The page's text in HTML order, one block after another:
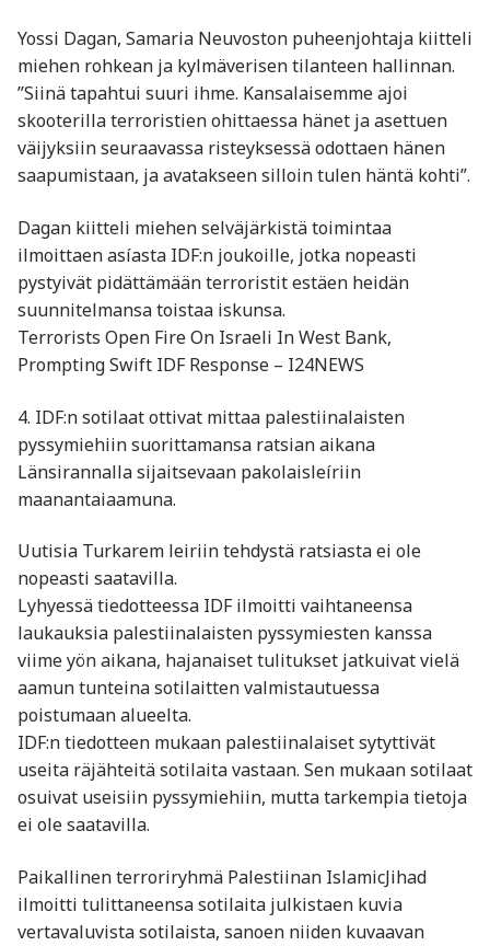
Yossi Dagan, Samaria Neuvoston puheenjohtaja kiitteli
miehen rohkean ja kylmäverisen tilanteen hallinnan.
”Siinä tapahtui suuri ihme. Kansalaisemme ajoi
skooterilla terroristien ohittaessa hänet ja asettuen
väijyksiin seuraavassa risteyksessä odottaen hänen
saapumistaan, ja avatakseen silloin tulen häntä kohti”.
Dagan kiitteli miehen selväjärkistä toimintaa
ilmoittaen asíasta IDF:n joukoille, jotka nopeasti
pystyivät pidättämään terroristit estäen heidän
suunnitelmansa toistaa iskunsa.
Terrorists Open Fire On Israeli In West Bank,
Prompting Swift IDF Response – I24NEWS
4. IDF:n sotilaat ottivat mittaa palestiinalaisten
pyssymiehiin suorittamansa ratsian aikana
Länsirannalla sijaitsevaan pakolaisleíriin
maanantaiaamuna.
Uutisia Turkarem leiriin tehdystä ratsiasta ei ole
nopeasti saatavilla.
Lyhyessä tiedotteessa IDF ilmoitti vaihtaneensa
laukauksia palestiinalaisten pyssymiesten kanssa
viime yön aikana, hajanaiset tulitukset jatkuivat vielä
aamun tunteina sotilaitten valmistautuessa
poistumaan alueelta.
IDF:n tiedotteen mukaan palestiinalaiset sytyttivät
useita räjähteitä sotilaita vastaan. Sen mukaan sotilaat
osuivat useisiin pyssymiehiin, mutta tarkempia tietoja
ei ole saatavilla.
Paikallinen terroriryhmä Palestiinan IslamicJihad
ilmoitti tulittaneensa sotilaita julkistaen kuvia
vertavaluvista sotilaista, sanoen niiden kuvaavan